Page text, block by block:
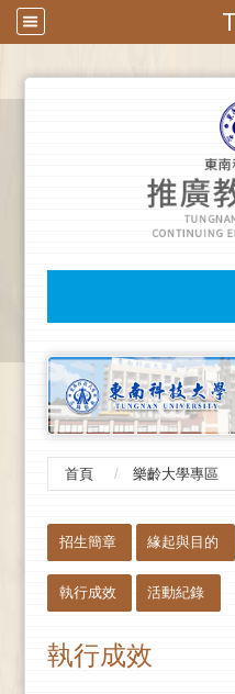
首頁 樂齡大學專區
招生簡章 緣起與目的
執行成效 活動紀錄
執行成效